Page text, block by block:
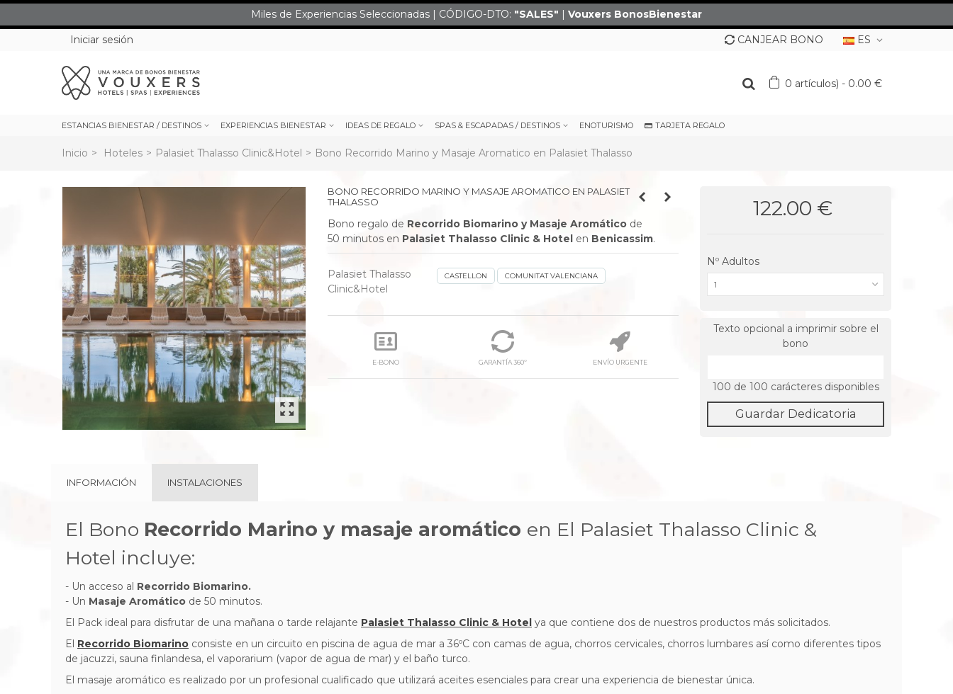
Miles de Experiencias Seleccionadas | CÓDIGO-DTO: "SALES" | Vouxers BonosBienestar
Iniciar sesión
ES
CANJEAR BONO
0 artículos) - 0.00 €
ESTANCIAS BIENESTAR / DESTINOS EXPERIENCIAS BIENESTAR IDEAS DE REGALO SPAS & ESCAPADAS / DESTINOS ENOTURISMO TARJETA REGALO
Inicio > Hoteles > Palasiet Thalasso Clinic&Hotel > Bono Recorrido Marino y Masaje Aromatico en Palasiet Thalasso
BONO RECORRIDO MARINO Y MASAJE AROMATICO EN PALASIET
THALASSO
Bono regalo de Recorrido Biomarino y Masaje Aromático de
50 minutos en Palasiet Thalasso Clinic & Hotel en Benicassim.
Palasiet Thalasso
Clinic&Hotel
CASTELLON COMUNITAT VALENCIANA
E-BONO GARANTÍA 360º ENVÍO URGENTE
122.00 €
Nº Adultos
1
Texto opcional a imprimir sobre el
bono
100 de 100 carácteres disponibles
Guardar Dedicatoria
INFORMACIÓN INSTALACIONES
El Bono Recorrido Marino y masaje aromático en El Palasiet Thalasso Clinic &
Hotel incluye:
- Un acceso al Recorrido Biomarino.
- Un Masaje Aromático de 50 minutos.
El Pack ideal para disfrutar de una mañana o tarde relajante Palasiet Thalasso Clinic & Hotel ya que contiene dos de nuestros productos más solicitados.
El Recorrido Biomarino consiste en un circuito en piscina de agua de mar a 36ºC con camas de agua, chorros cervicales, chorros lumbares así como diferentes tipos
de jacuzzi, sauna finlandesa, el vaporarium (vapor de agua de mar) y el baño turco.
El masaje aromático es realizado por un profesional cualificado que utilizará aceites esenciales para crear una experiencia de bienestar única.